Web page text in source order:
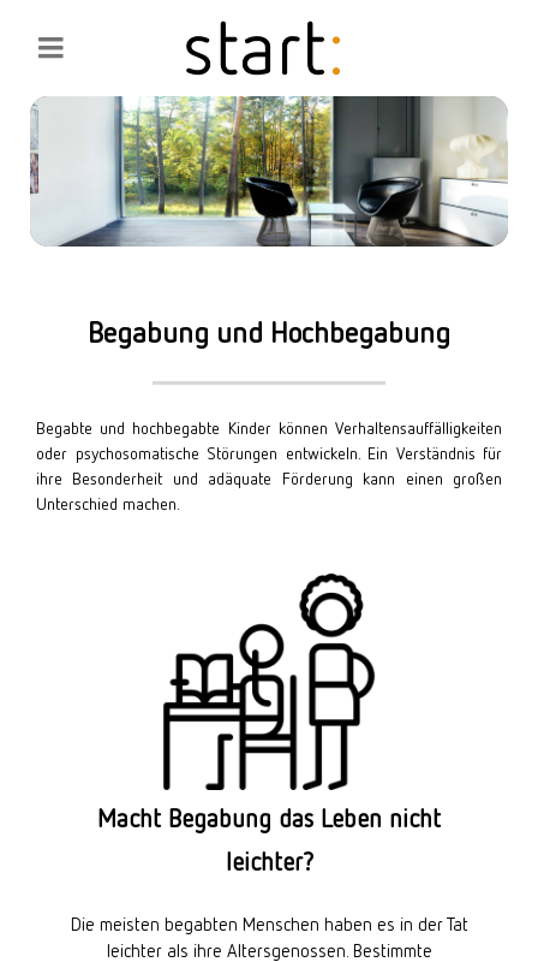
Begabung und Hochbegabung
Begabte und hochbegabte Kinder können Verhaltensauffälligkeiten
oder psychosomatische Störungen entwickeln. Ein Verständnis für
ihre Besonderheit und adäquate Förderung kann einen großen
Unterschied machen.
Macht Begabung das Leben nicht
leichter?
Die meisten begabten Menschen haben es in der Tat
leichter als ihre Altersgenossen. Bestimmte